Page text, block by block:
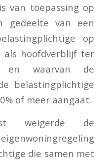
van toepassing op
gedeelte van een
op
als hoofdverblijf ter
en waarvan de
belastingplichtige
of meer aangaat.
weigerde de
die samen met